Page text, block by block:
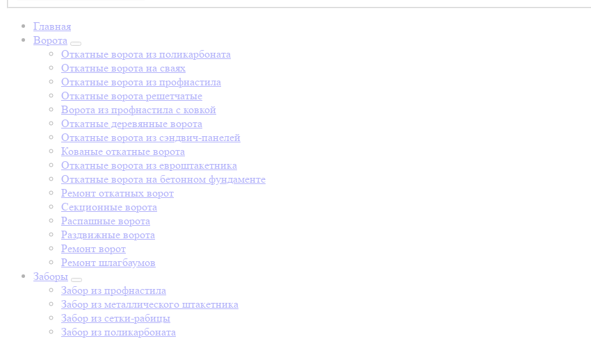
Главная
Ворота
Откатные ворота из поликарбоната
Откатные ворота на сваях
Откатные ворота из профнастила
Откатные ворота решетчатые
Ворота из профнастила с ковкой
Откатные деревянные ворота
Откатные ворота из сэндвич-панелей
Кованые откатные ворота
Откатные ворота из евроштакетника
Откатные ворота на бетонном фундаменте
Ремонт откатных ворот
Секционные ворота
Распашные ворота
Раздвижные ворота
Ремонт ворот
Ремонт шлагбаумов
Заборы
Забор из профнастила
Забор из металлического штакетника
Забор из сетки-рабицы
Забор из поликарбоната